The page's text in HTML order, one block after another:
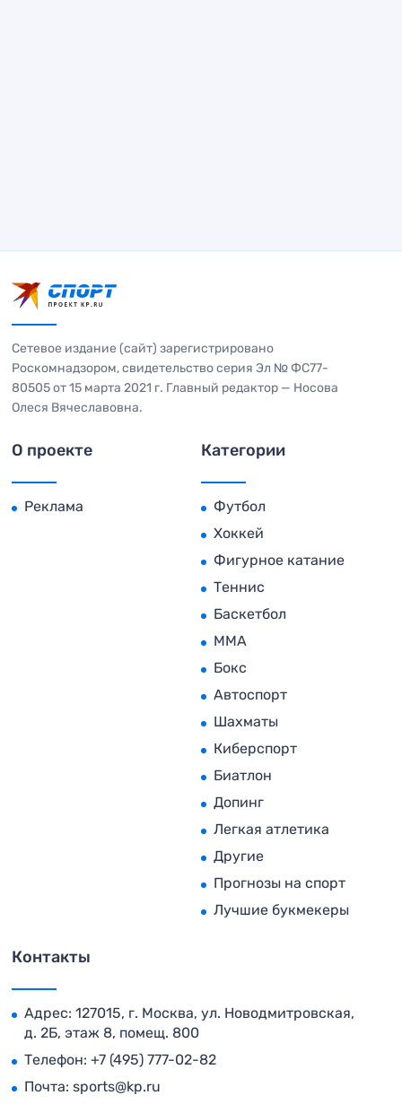
Сетевое издание (сайт) зарегистрировано
Роскомнадзором, свидетельство серия Эл № ФС77-
80505 от 15 марта 2021 г. Главный редактор — Носова
Олеся Вячеславовна.
О проекте
Реклама
Категории
Футбол
Хоккей
Фигурное катание
Теннис
Баскетбол
MMA
Бокс
Автоспорт
Шахматы
Киберспорт
Биатлон
Допинг
Легкая атлетика
Другие
Прогнозы на спорт
Лучшие букмекеры
Контакты
Адрес: 127015, г. Москва, ул. Новодмитровская,
д. 2Б, этаж 8, помещ. 800
Телефон: +7 (495) 777-02-82
Почта: sports@kp.ru